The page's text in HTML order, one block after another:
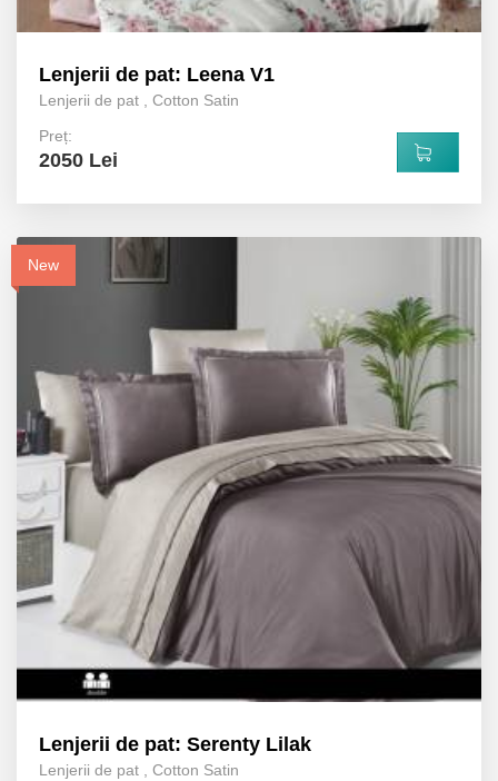
Lenjerii de pat: Leena V1
Lenjerii de pat , Cotton Satin
Preț:
2050 Lei
New
Lenjerii de pat: Serenty Lilak
Lenjerii de pat , Cotton Satin